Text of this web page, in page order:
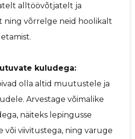
alltöövõtjatelt ja
ning võrrelge neid hoolikalt
kuludega:
olla altid muutustele ja
Arvestage võimalike
näiteks lepingusse
või viivitustega, ning varuge